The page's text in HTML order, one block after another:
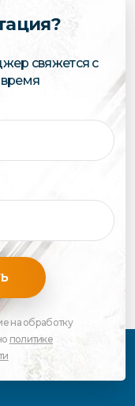
свяжется с
на обработку
политике